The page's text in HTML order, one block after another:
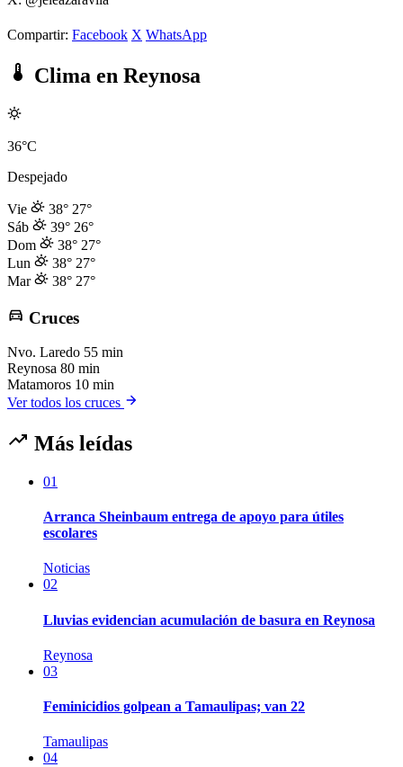
Compartir: Facebook X WhatsApp
Clima en Reynosa
36°C
Despejado
Vie 38° 27°
Sáb
39° 26°
Dom
38° 27°
Lun
38° 27°
Mar
38° 27°
Cruces
Nvo. Laredo 55 min
Reynosa 80 min
Matamoros 10 min
Ver todos los cruces
Más leídas
01
Arranca Sheinbaum entrega de apoyo para útiles
escolares
Noticias
02
Lluvias evidencian acumulación de basura en Reynosa
Reynosa
03
Feminicidios golpean a Tamaulipas; van 22
Tamaulipas
04